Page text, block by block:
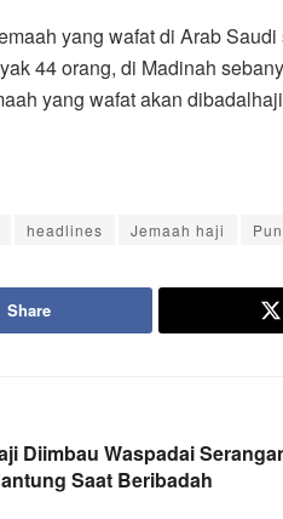
yang wafat di Arab
44 orang, di Madinah
yang wafat akan
headlines Jemaah haji
Share
Diimbau Waspadai
Saat Beribadah